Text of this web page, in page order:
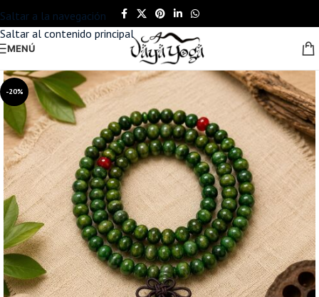
Saltar a la navegación
Saltar al contenido principal
MENÚ
-20%